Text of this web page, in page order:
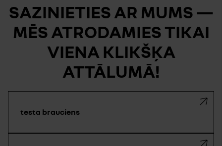
SAZINIETIES AR MUMS —
MĒS ATRODAMIES TIKAI
VIENA KLIKŠĶA
ATTĀLUMĀ!
testa brauciens